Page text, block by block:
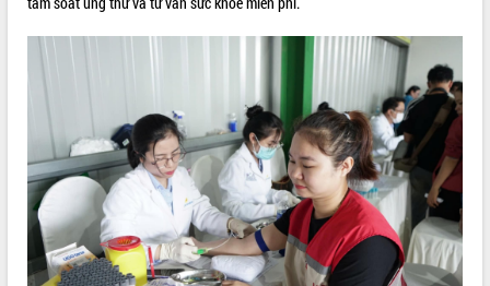
HỆ THỐNG VĂN BẢN
VĂN BẢN HĐND TỈNH
QUY HOẠCH - KẾ HOẠCH